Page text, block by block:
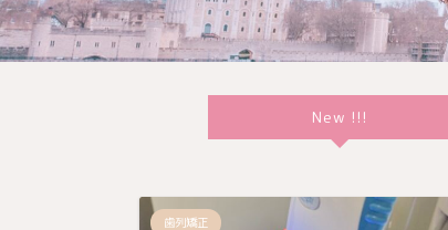
New !!!
歯列矯正